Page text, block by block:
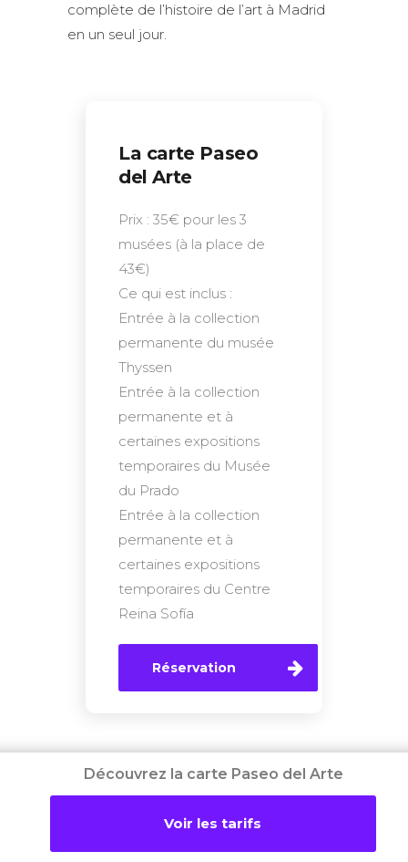
Découvrez la carte Paseo del Arte
Voir les tarifs
complète de l’histoire de l’art à Madrid
en un seul jour.
La carte Paseo
del Arte
Prix : 35€ pour les 3
musées (à la place de
43€)
Ce qui est inclus :
Entrée à la collection
permanente du musée
Thyssen
Entrée à la collection
permanente et à
certaines expositions
temporaires du Musée
du Prado
Entrée à la collection
permanente et à
certaines expositions
temporaires du Centre
Reina Sofía
Réservation
Le triangle
d’Or de l’art,